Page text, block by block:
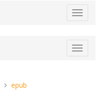
el
de
epub